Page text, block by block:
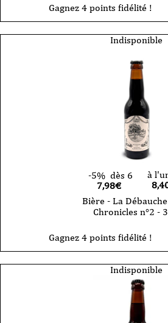
Gagnez 4 points fidélité !
Indisponible
-5% dès 6
7,98€
à
Bière - La
Chronicles n°2 -
Gagnez 4 points fidélité !
Indisponible